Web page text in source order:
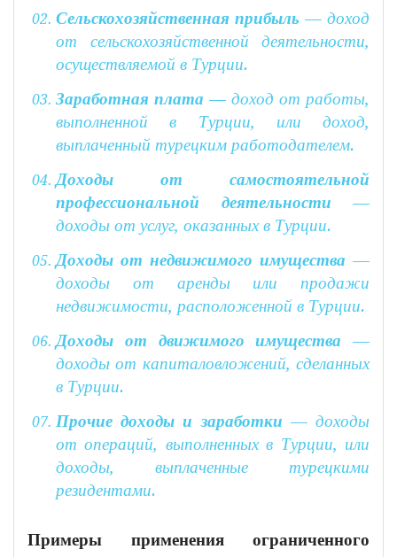
Сельскохозяйственная прибыль — доход
от сельскохозяйственной деятельности,
осуществляемой в Турции.
Заработная плата — доход от работы,
выполненной в Турции, или доход,
выплаченный турецким работодателем.
Доходы от самостоятельной
профессиональной деятельности —
доходы от услуг, оказанных в Турции.
Доходы от недвижимого имущества —
доходы от аренды или продажи
недвижимости, расположенной в Турции.
Доходы от движимого имущества —
доходы от капиталовложений, сделанных
в Турции.
Прочие доходы и заработки — доходы
от операций, выполненных в Турции, или
доходы, выплаченные турецкими
резидентами.
Примеры применения ограниченного